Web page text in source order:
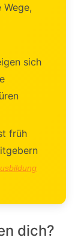
sich
früh
dich?